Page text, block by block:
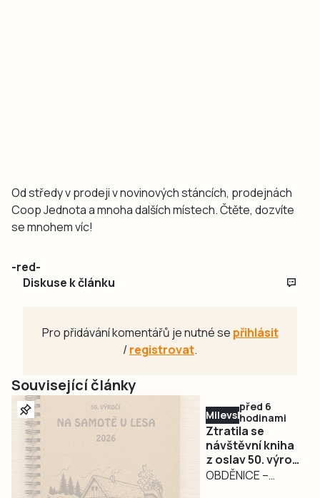
Od středy v prodeji v novinových stáncích, prodejnách
Coop Jednota a mnoha dalších místech. Čtěte, dozvíte
se mnohem víc!
-red-
Diskuse k článku
Pro přidávání komentářů je nutné se přihlásit
/registrovat.
Související články
Milevsko
před 6
hodinami
Ztratila se
návštěvní kniha
z oslav 50. výročí
filmu Na samotě
OBDĚNICE –